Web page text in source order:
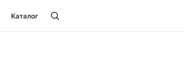
Каталог